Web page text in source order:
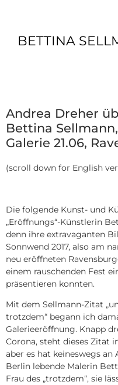
BETTINA
Andrea Dreher
Bettina
Galerie 21.06,
(scroll down for English
Die folgende Kunst- und
„Eröffnungs“-Künstlerin
denn ihre extravaganten
Sonnwend 2017, also am
neu eröffneten
einem rauschenden Fest
präsentieren konnten.
Mit dem Sellmann-Zitat
trotzdem“ begann ich
Galerieeröffnung. Knapp
Corona, steht dieses Zitat
aber es hat keineswegs
Berlin lebende Malerin
Frau des „trotzdem“, sie